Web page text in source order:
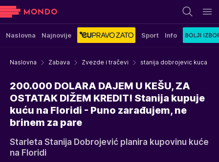
Naslovna Najnovije Sport Info
Naslovna Zabava Zvezde i tračevi stanija dobrojevic kuca
200.000 DOLARA DAJEM U KEŠU, ZA
OSTATAK DIŽEM KREDIT! Stanija kupuje
kuću na Floridi - Puno zarađujem, ne
brinem za pare
Starleta Stanija Dobrojević planira kupovinu kuće
na Floridi